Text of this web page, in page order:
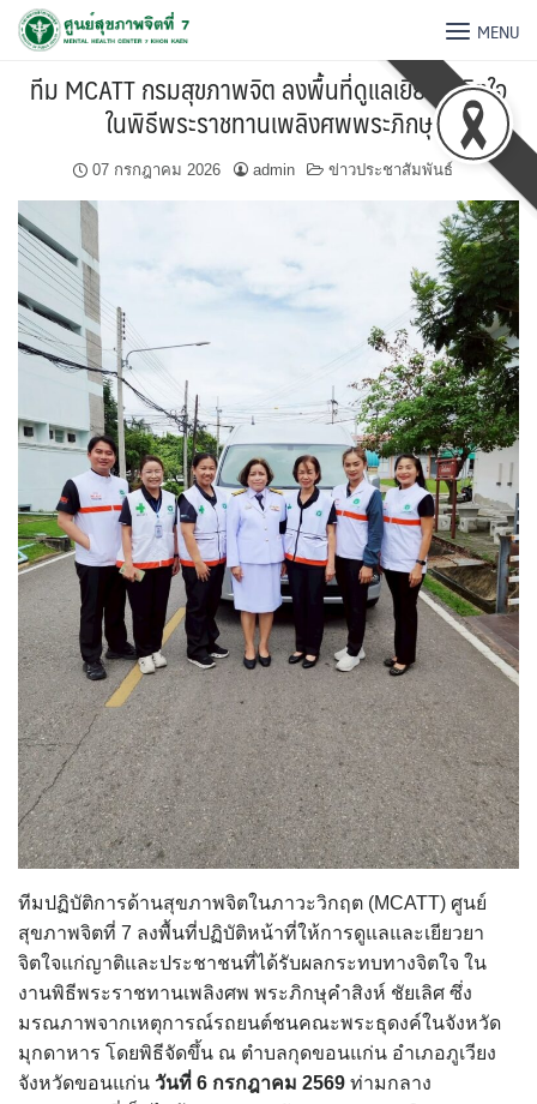
MENU
ทีม MCATT กรมสุขภาพจิต ลงพื้นที่ดูแลเยียวยาจิตใจ
ในพิธีพระราชทานเพลิงศพพระภิกษุ
07 กรกฎาคม 2026 admin ข่าวประชาสัมพันธ์
ทีมปฏิบัติการด้านสุขภาพจิตในภาวะวิกฤต (MCATT) ศูนย์
สุขภาพจิตที่ 7 ลงพื้นที่ปฏิบัติหน้าที่ให้การดูแลและเยียวยา
จิตใจแก่ญาติและประชาชนที่ได้รับผลกระทบทางจิตใจ ใน
งานพิธีพระราชทานเพลิงศพ พระภิกษุคำสิงห์ ชัยเลิศ ซึ่ง
มรณภาพจากเหตุการณ์รถยนต์ชนคณะพระธุดงค์ในจังหวัด
มุกดาหาร โดยพิธีจัดขึ้น ณ ตำบลกุดขอนแก่น อำเภอภูเวียง
จังหวัดขอนแก่น วันที่ 6 กรกฎาคม 2569 ท่ามกลาง